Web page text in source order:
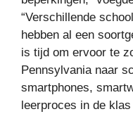
“Verschillende
hebben al een
is tijd om ervoor te
Pennsylvania naar
smartphones,
leerproces in de klas